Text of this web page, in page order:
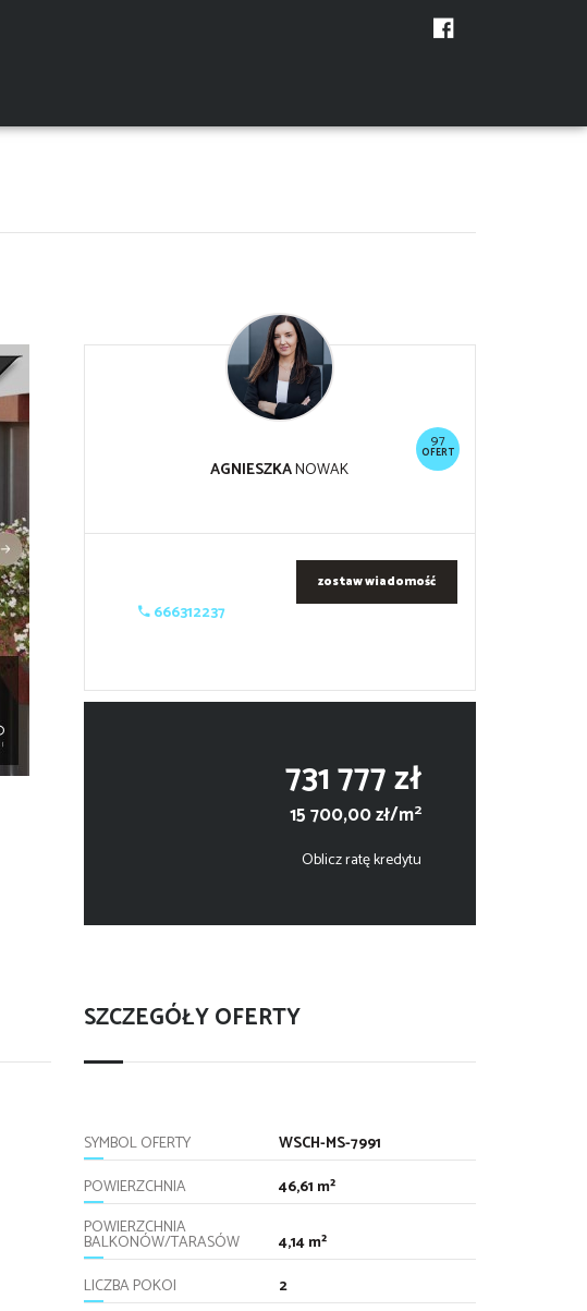
97
OFERT
AGNIESZKANOWAK
666312237
zostaw wiadomość
731 777 zł
15 700,00 zł/m2
Oblicz ratę kredytu
SZCZEGÓŁY OFERTY
SYMBOL OFERTY
WSCH-MS-7991
POWIERZCHNIA
46,61 m²
POWIERZCHNIA
BALKONÓW/TARASÓW
4,14 m²
LICZBA POKOI
2